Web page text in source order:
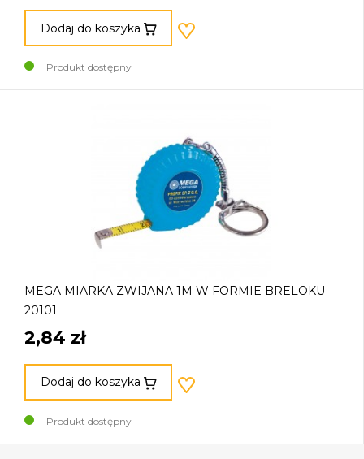
Dodaj do koszyka
Produkt dostępny
MEGA MIARKA ZWIJANA 1M W FORMIE BRELOKU
20101
2,84 zł
Dodaj do koszyka
Produkt dostępny